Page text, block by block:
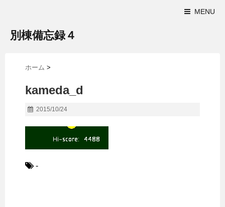
MENU
別棟備忘録４
ホーム >
kameda_d
2015/10/24
-